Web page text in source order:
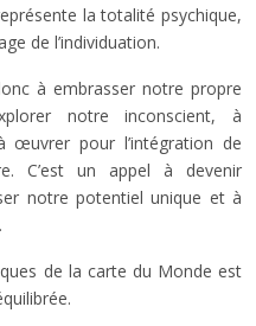
la totalité psychique,
de l’individuation.
à embrasser notre propre
notre inconscient, à
œuvrer pour l’intégration de
C’est un appel à devenir
notre potentiel unique et à
de la carte du Monde est